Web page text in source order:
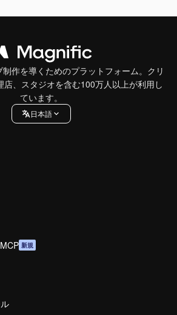
作を導くためのプラットフォーム。クリ
店、スタジオを含む100万人以上が利用し
ています。
日本語
新規